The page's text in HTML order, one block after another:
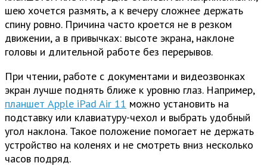
шею хочется размять, а к вечеру сложнее держать
спину ровно. Причина часто кроется не в резком
движении, а в привычках: высоте экрана, наклоне
головы и длительной работе без перерывов.
При чтении, работе с документами и видеозвонках
экран лучше поднять ближе к уровню глаз. Например,
планшет Apple iPad Air 11 можно установить на
подставку или клавиатуру-чехол и выбрать удобный
угол наклона. Такое положение помогает не держать
устройство на коленях и не смотреть вниз несколько
часов подряд.